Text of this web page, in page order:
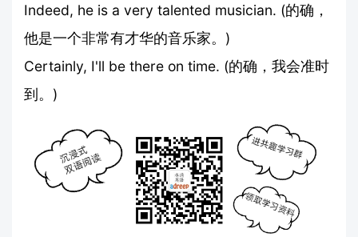
Indeed, he is a very talented musician. (的确，
他是一个非常有才华的音乐家。)
Certainly, I'll be there on time. (的确，我会准时
到。)